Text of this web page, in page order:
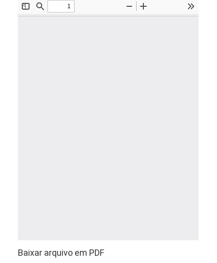
Baixar arquivo em PDF